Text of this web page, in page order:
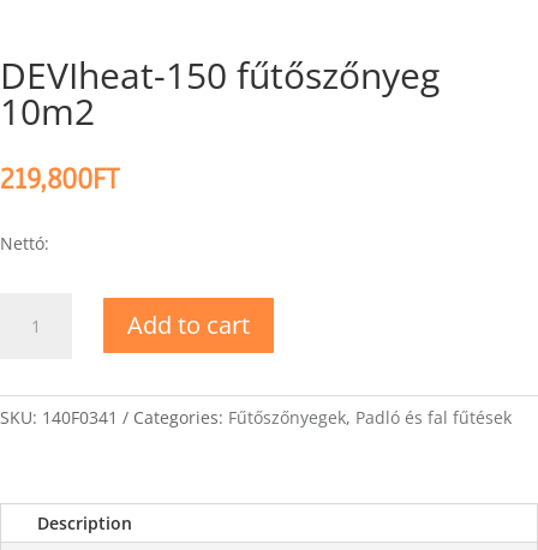
DEVIheat-150 fűtőszőnyeg
10m2
219,800FT
Nettó:
quantity
Add to cart
SKU: 140F0341 Categories: Fűtőszőnyegek, Padló és fal fűtések
Description